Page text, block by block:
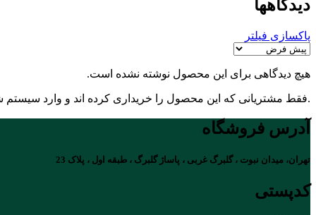
دیدگاهها
پاکسازی فیلتر
هیچ دیدگاهی برای این محصول نوشته نشده است.
.فقط مشتریانی که این محصول را خریداری کرده اند و وارد سیستم
آدرس فروشگاه
تهران، میدان نبوت ، گلبرگ غربی ، پاساژ گلبرگ ، طبقه اول ، پلاک 23
کدپستی